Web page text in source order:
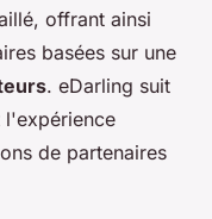
offrant ainsi
basées sur une
. eDarling suit
l'expérience
de partenaires